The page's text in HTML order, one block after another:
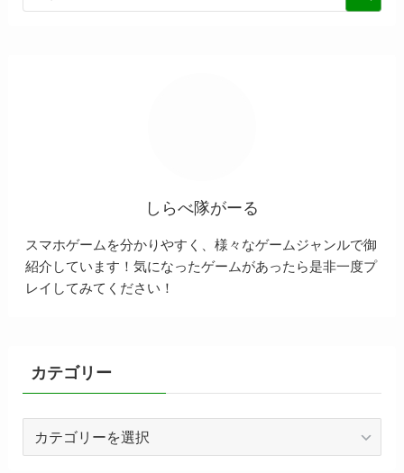
しらべ隊がーる
スマホゲームを分かりやすく、様々なゲームジャンルで御
紹介しています！気になったゲームがあったら是非一度プ
レイしてみてください！
カテゴリー